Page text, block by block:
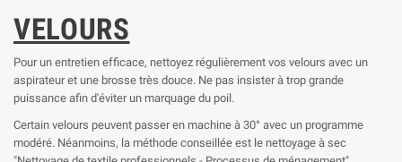
VELOURS
Pour un entretien efficace, nettoyez régulièrement vos velours avec un
aspirateur et une brosse très douce. Ne pas insister à trop grande
puissance afin d'éviter un marquage du poil.
Certain velours peuvent passer en machine à 30° avec un programme
modéré. Néanmoins, la méthode conseillée est le nettoyage à sec